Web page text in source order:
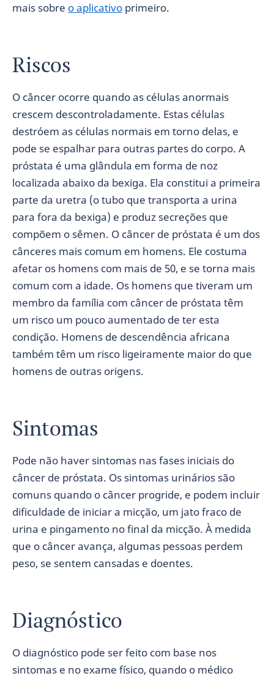
mais sobre o aplicativo primeiro.
Riscos
O câncer ocorre quando as células anormais
crescem descontroladamente. Estas células
destróem as células normais em torno delas, e
pode se espalhar para outras partes do corpo. A
próstata é uma glândula em forma de noz
localizada abaixo da bexiga. Ela constitui a primeira
parte da uretra (o tubo que transporta a urina
para fora da bexiga) e produz secreções que
compõem o sêmen. O câncer de próstata é um dos
cânceres mais comum em homens. Ele costuma
afetar os homens com mais de 50, e se torna mais
comum com a idade. Os homens que tiveram um
membro da família com câncer de próstata têm
um risco um pouco aumentado de ter esta
condição. Homens de descendência africana
também têm um risco ligeiramente maior do que
homens de outras origens.
Sintomas
Pode não haver sintomas nas fases iniciais do
câncer de próstata. Os sintomas urinários são
comuns quando o câncer progride, e podem incluir
dificuldade de iniciar a micção, um jato fraco de
urina e pingamento no final da micção. À medida
que o câncer avança, algumas pessoas perdem
peso, se sentem cansadas e doentes.
Diagnóstico
O diagnóstico pode ser feito com base nos
sintomas e no exame físico, quando o médico